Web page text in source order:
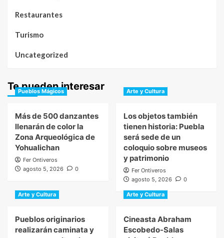
Restaurantes
Turismo
Uncategorized
Te pueden interesar
Pueblos Mágicos
Más de 500 danzantes
llenarán de color la
Zona Arqueológica de
Yohualichan
Fer Ontiveros
agosto 5, 2026
0
Arte y Cultura
Los objetos también
tienen historia: Puebla
será sede de un
coloquio sobre museos
y patrimonio
Fer Ontiveros
agosto 5, 2026
0
Arte y Cultura
Pueblos originarios
realizarán caminata y
Arte y Cultura
Cineasta Abraham
Escobedo-Salas